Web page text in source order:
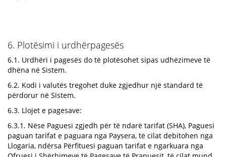
6. Plotësimi i urdhërpagesës
6.1. Urdhëri i pagesës do të plotësohet sipas udhëzimeve të
dhëna në Sistem.
6.2. Kodi i valutës tregohet duke zgjedhur një standard të
përdorur në Sistem.
6.3. Llojet e pagesave:
6.3.1. Nëse Paguesi zgjedh për të ndarë tarifat (SHA), Paguesi
paguan tarifat e paguara nga Paysera, të cilat debitohen nga
Llogaria, ndërsa Përfituesi paguan tarifat e ngarkuara nga